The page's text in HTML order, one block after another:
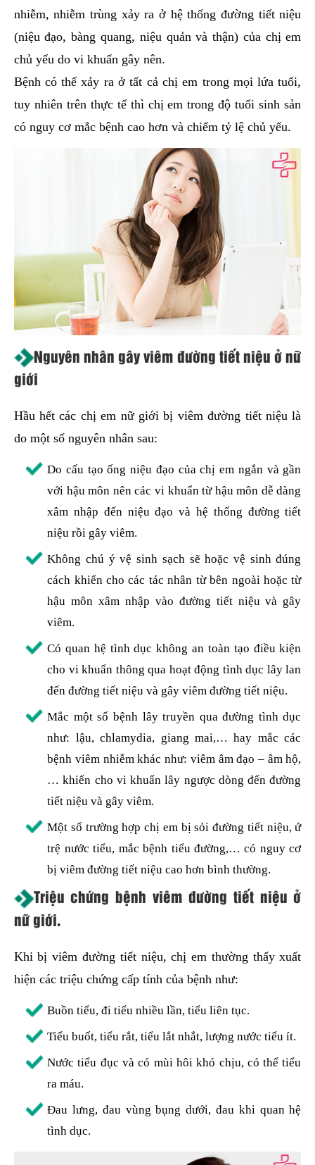
nhiễm, nhiễm trùng xảy ra ở hệ thống đường tiết niệu
(niệu đạo, bàng quang, niệu quản và thận) của chị em
chủ yếu do vi khuẩn gây nên.
Bệnh có thể xảy ra ở tất cả chị em trong mọi lứa tuổi,
tuy nhiên trên thực tế thì chị em trong độ tuổi sinh sản
có nguy cơ mắc bệnh cao hơn và chiếm tỷ lệ chủ yếu.
Nguyên nhân gây viêm đường tiết niệu ở nữ
giới
Hầu hết các chị em nữ giới bị viêm đường tiết niệu là
do một số nguyên nhân sau:
Do cấu tạo ống niệu đạo của chị em ngắn và gần
với hậu môn nên các vi khuẩn từ hậu môn dễ dàng
xâm nhập đến niệu đạo và hệ thống đường tiết
niệu rồi gây viêm.
Không chú ý vệ sinh sạch sẽ hoặc vệ sinh đúng
cách khiến cho các tác nhân từ bên ngoài hoặc từ
hậu môn xâm nhập vào đường tiết niệu và gây
viêm.
Có quan hệ tình dục không an toàn tạo điều kiện
cho vi khuẩn thông qua hoạt động tình dục lây lan
đến đường tiết niệu và gây viêm đường tiết niệu.
Mắc một số bệnh lây truyền qua đường tình dục
như: lậu, chlamydia, giang mai,… hay mắc các
bệnh viêm nhiễm khác như: viêm âm đạo – âm hộ,
… khiến cho vi khuẩn lây ngược dòng đến đường
tiết niệu và gây viêm.
Một số trường hợp chị em bị sỏi đường tiết niệu, ứ
trệ nước tiểu, mắc bệnh tiểu đường,… có nguy cơ
bị viêm đường tiết niệu cao hơn bình thường.
Triệu chứng bệnh viêm đường tiết niệu ở
nữ giới.
Khi bị viêm đường tiết niệu, chị em thường thấy xuất
hiện các triệu chứng cấp tính của bệnh như:
Buồn tiểu, đi tiểu nhiều lần, tiểu liên tục.
Tiểu buốt, tiểu rắt, tiểu lắt nhắt, lượng nước tiểu ít.
Nước tiểu đục và có mùi hôi khó chịu, có thể tiểu
ra máu.
Đau lưng, đau vùng bụng dưới, đau khi quan hệ
tình dục.